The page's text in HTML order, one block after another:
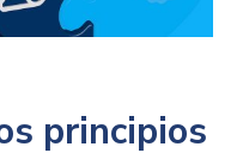
principios